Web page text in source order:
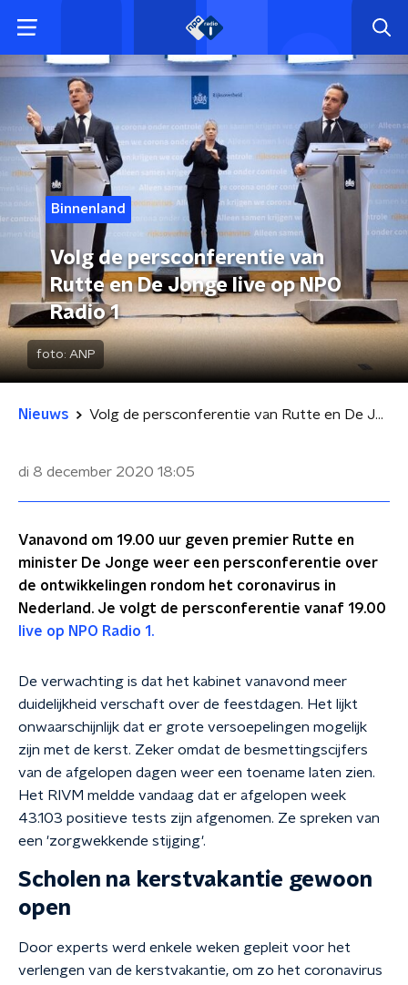
Binnenland
Volg de persconferentie van
Rutte en De Jonge live op NPO
Radio 1
foto: ANP
Nieuws Volg de persconferentie van Rutte en De Jonge live op NPO Radio 1
di 8 december 2020 18:05
Vanavond om 19.00 uur geven premier Rutte en
minister De Jonge weer een persconferentie over
de ontwikkelingen rondom het coronavirus in
Nederland. Je volgt de persconferentie vanaf 19.00
live op NPO Radio 1.
De verwachting is dat het kabinet vanavond meer
duidelijkheid verschaft over de feestdagen. Het lijkt
onwaarschijnlijk dat er grote versoepelingen mogelijk
zijn met de kerst. Zeker omdat de besmettingscijfers
van de afgelopen dagen weer een toename laten zien.
Het RIVM meldde vandaag dat er afgelopen week
43.103 positieve tests zijn afgenomen. Ze spreken van
een 'zorgwekkende stijging'.
Scholen na kerstvakantie gewoon
open
Door experts werd enkele weken gepleit voor het
verlengen van de kerstvakantie, om zo het coronavirus